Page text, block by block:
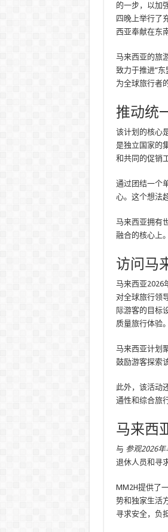
的一步，以加
四晚上举行了
西亚奉献在东
马来西亚的旅
致力于推进“
为全球旅行者
推动统
该计划的核心
是独立国家的
和共同的促销
通过团结一个
心。这个想法
马来西亚拥有
融合的核心上。
访问马
马来西亚2026
对全球旅行领
际游客的目标
质量旅行体验。
马来西亚计划
鼓励游客探索
此外，该活动
通性和综合旅
马来西
与 参观2026年
退休人员和寻
MM2H提供了
势和独家生活
寻求安全，负